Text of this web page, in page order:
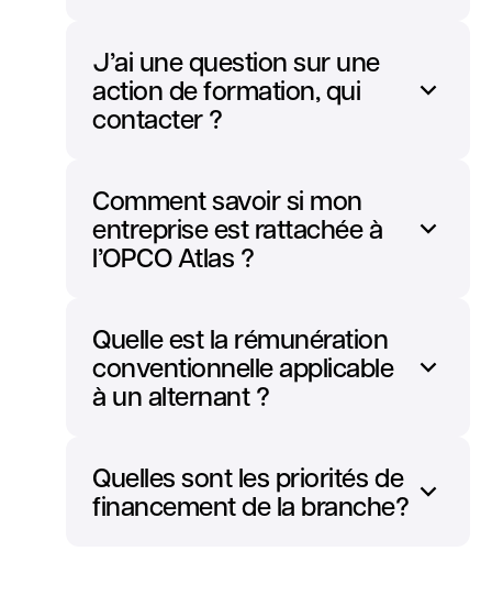
J’ai une question sur une
action de formation, qui
contacter ?
Comment savoir si mon
entreprise est rattachée à
l’OPCO Atlas ?
Quelle est la rémunération
conventionnelle applicable
à un alternant ?
Quelles sont les priorités de
financement de la branche?